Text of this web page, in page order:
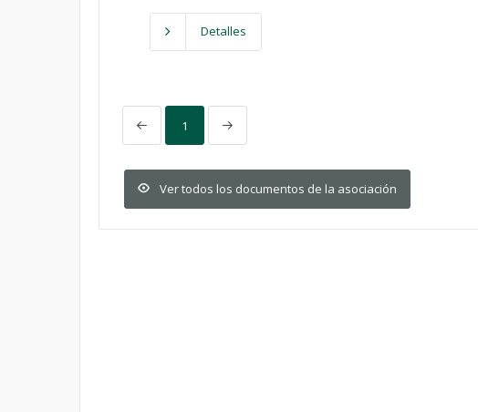
Detalles
1
Ver todos los documentos de la asociación